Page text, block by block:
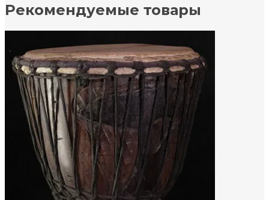
Рекомендуемые товары